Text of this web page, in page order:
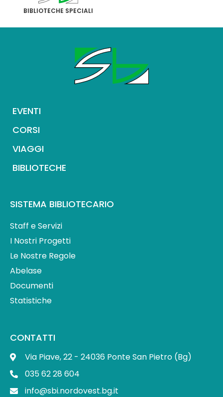
BIBLIOTECHE SPECIALI
EVENTI
CORSI
VIAGGI
BIBLIOTECHE
SISTEMA BIBLIOTECARIO
Staff e Servizi
I Nostri Progetti
Le Nostre Regole
Abelase
Documenti
Statistiche
CONTATTI
Via Piave, 22 - 24036 Ponte San Pietro (Bg)
035 62 28 604
info@sbi.nordovest.bg.it